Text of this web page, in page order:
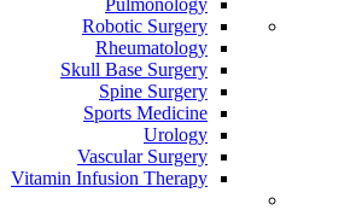
Robotic Surgery
Rheumatology
Skull Base Surgery
Spine Surgery
Sports Medicine
Urology
Vascular Surgery
Vitamin Infusion Therapy